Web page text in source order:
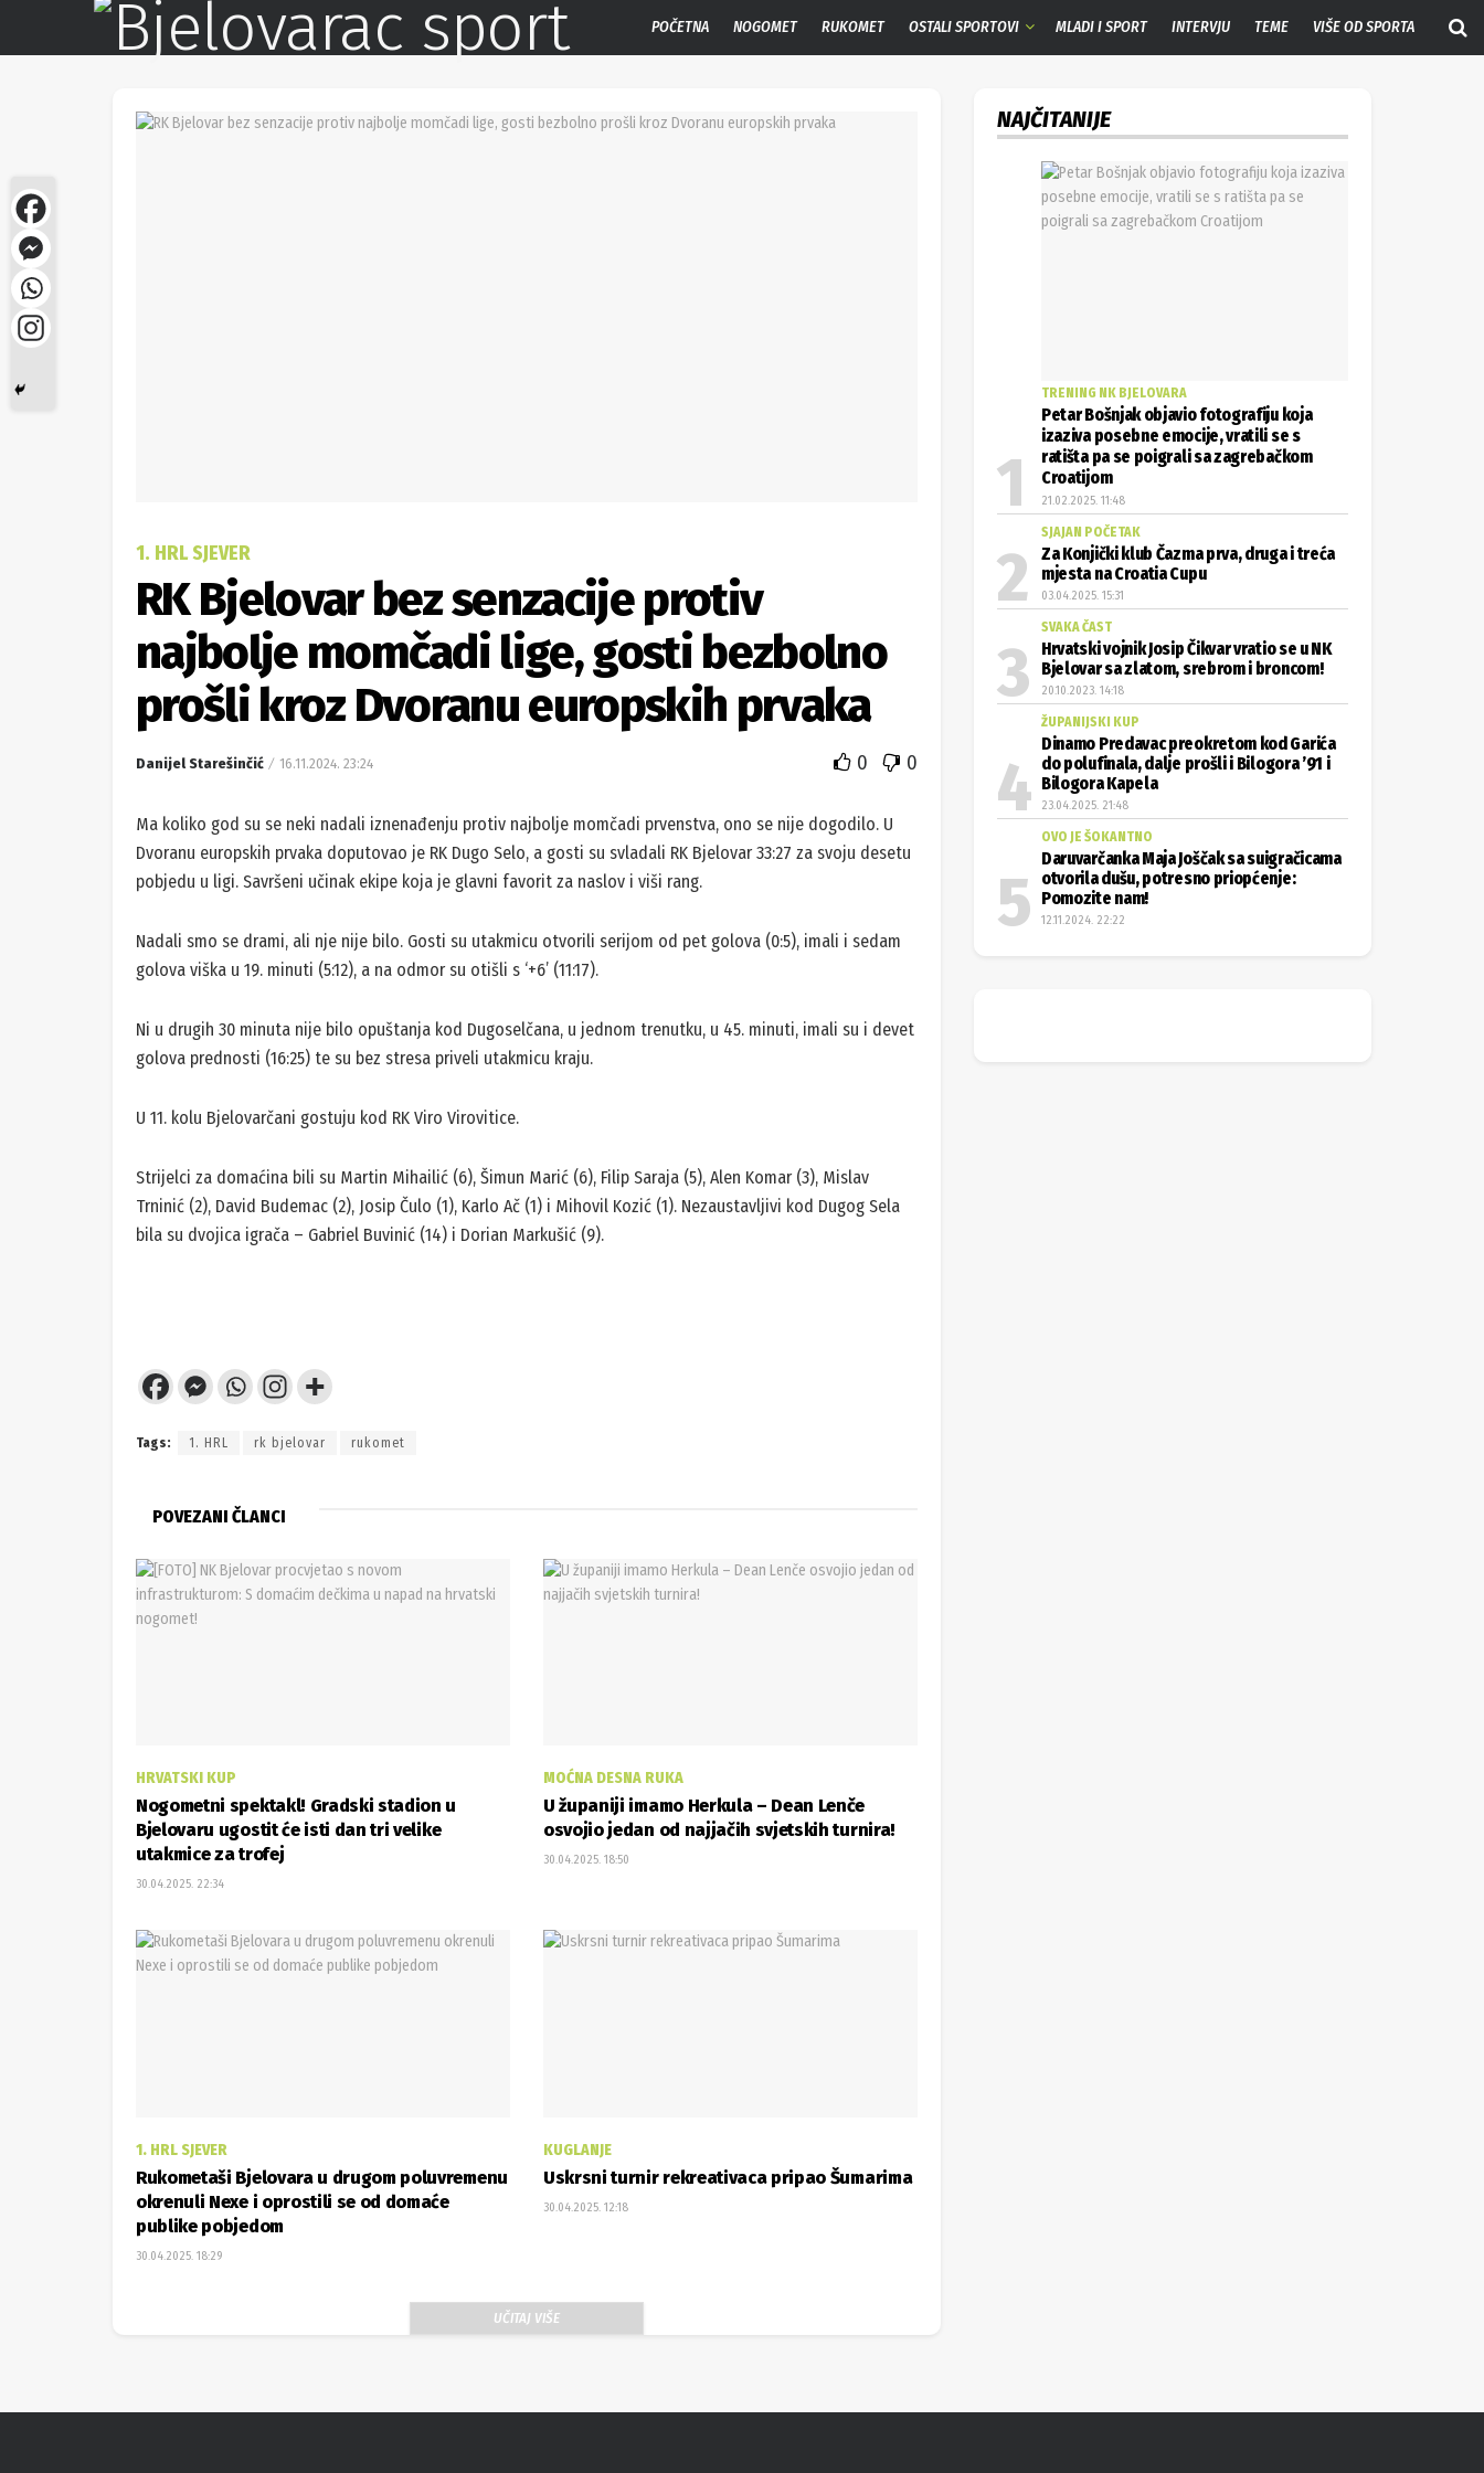
POČETNA NOGOMET RUKOMET OSTALI SPORTOVI MLADI I SPORT INTERVJU TEME VIŠE OD SPORTA
1. HRL SJEVER
RK Bjelovar bez senzacije protiv
najbolje momčadi lige, gosti bezbolno
prošli kroz Dvoranu europskih prvaka
Danijel Starešinčić 16.11.2024. 23:24 0 0
Ma koliko god su se neki nadali iznenađenju protiv najbolje momčadi prvenstva, ono se nije dogodilo. U
Dvoranu europskih prvaka doputovao je RK Dugo Selo, a gosti su svladali RK Bjelovar 33:27 za svoju desetu
pobjedu u ligi. Savršeni učinak ekipe koja je glavni favorit za naslov i viši rang.
Nadali smo se drami, ali nje nije bilo. Gosti su utakmicu otvorili serijom od pet golova (0:5), imali i sedam
golova viška u 19. minuti (5:12), a na odmor su otišli s ‘+6’ (11:17).
Ni u drugih 30 minuta nije bilo opuštanja kod Dugoselčana, u jednom trenutku, u 45. minuti, imali su i devet
golova prednosti (16:25) te su bez stresa priveli utakmicu kraju.
U 11. kolu Bjelovarčani gostuju kod RK Viro Virovitice.
Strijelci za domaćina bili su Martin Mihailić (6), Šimun Marić (6), Filip Saraja (5), Alen Komar (3), Mislav
Trninić (2), David Budemac (2), Josip Čulo (1), Karlo Ač (1) i Mihovil Kozić (1). Nezaustavljivi kod Dugog Sela
bila su dvojica igrača – Gabriel Buvinić (14) i Dorian Markušić (9).
Tags: 1. HRL rk bjelovar rukomet
POVEZANI ČLANCI
HRVATSKI KUP
Nogometni spektakl! Gradski stadion u
Bjelovaru ugostit će isti dan tri velike
utakmice za trofej
30.04.2025. 22:34
MOĆNA DESNA RUKA
U županiji imamo Herkula – Dean Lenče
osvojio jedan od najjačih svjetskih turnira!
30.04.2025. 18:50
1. HRL SJEVER
Rukometaši Bjelovara u drugom poluvremenu
okrenuli Nexe i oprostili se od domaće
publike pobjedom
30.04.2025. 18:29
KUGLANJE
Uskrsni turnir rekreativaca pripao Šumarima
30.04.2025. 12:18
UČITAJ VIŠE
NAJČITANIJE
TRENING NK BJELOVARA
Petar Bošnjak objavio fotografiju koja
izaziva posebne emocije, vratili se s
ratišta pa se poigrali sa zagrebačkom
Croatijom
21.02.2025. 11:48
SJAJAN POČETAK
Za Konjički klub Čazma prva, druga i treća
mjesta na Croatia Cupu
03.04.2025. 15:31
SVAKA ČAST
Hrvatski vojnik Josip Čikvar vratio se u NK
Bjelovar sa zlatom, srebrom i broncom!
20.10.2023. 14:18
ŽUPANIJSKI KUP
Dinamo Predavac preokretom kod Garića
do polufinala, dalje prošli i Bilogora ’91 i
Bilogora Kapela
23.04.2025. 21:48
OVO JE ŠOKANTNO
Daruvarčanka Maja Joščak sa suigračicama
otvorila dušu, potresno priopćenje:
Pomozite nam!
12.11.2024. 22:22